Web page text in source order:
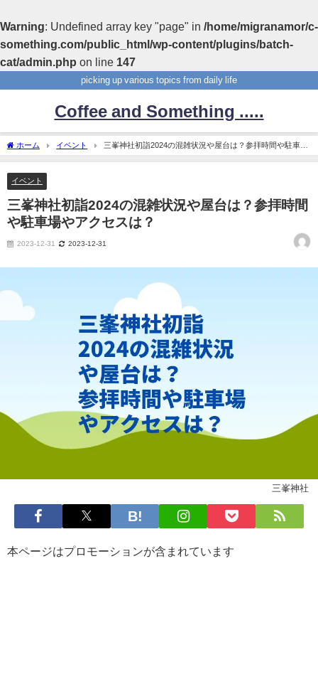
Warning: Undefined array key "page" in /home/migranamor/c-
something.com/public_html/wp-content/plugins/batch-
cat/admin.php on line 147
picking up various topics from daily life
Coffee and Something .....
ホーム イベント
三峯神社初詣2024の混雑状況や屋台は？参拝時間や駐車場
やアクセスは？
イベント
三峯神社初詣2024の混雑状況や屋台は？参拝時間
や駐車場やアクセスは？
2023-12-31 2023-12-31
三峯神社
本ページはプロモーションが含まれています